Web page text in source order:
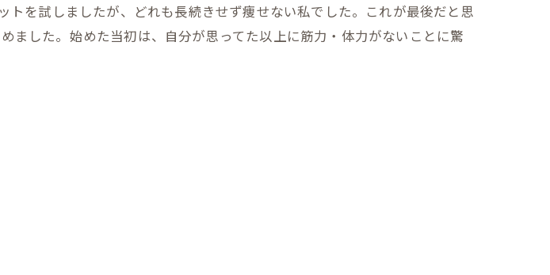
トを試しましたが、どれも長続きせず痩せない私でした。これが最後だと思
ました。始めた当初は、自分が思ってた以上に筋力・体力がないことに驚